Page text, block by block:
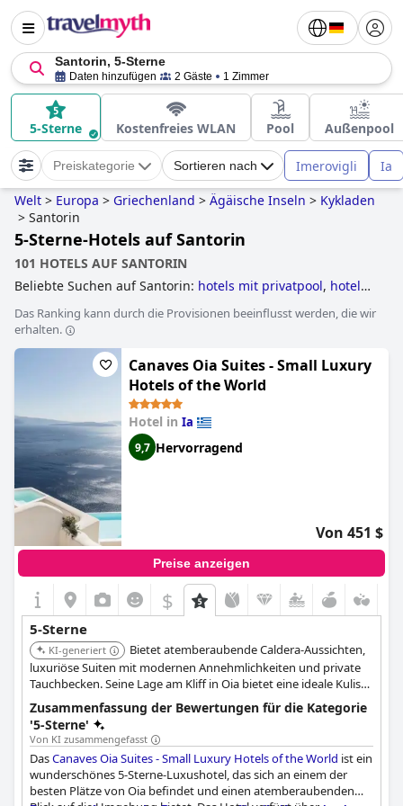
Santorin, 5-Sterne
Daten hinzufügen 2 Gäste 1 Zimmer
5-Sterne Kostenfreies WLAN Pool Außenpool
Preiskategorie Sortieren nach Imerovigli Ia
Welt > Europa > Griechenland > Ägäische Inseln > Kykladen
> Santorin
5-Sterne-Hotels auf Santorin
101 HOTELS AUF SANTORIN
Beliebte Suchen auf Santorin: hotels mit privatpool, hotels
boutique-stil,hotels mit pool,hotels mit all inclusive
angeboten
hotels,hotels direkt am strand
günstige hotels.
Das Ranking kann durch die Provisionen beeinflusst werden, die wir
erhalten.
Canaves Oia Suites - Small Luxury
Hotels of the World
Hotel in Ia
9,7 Hervorragend
Von 451 $
Preise anzeigen
$
5-Sterne
KI-generiert
Bietet atemberaubende Caldera-Aussichten,
luxuriöse Suiten mit modernen Annehmlichkeiten und private
Tauchbecken. Seine Lage am Kliff in Oia bietet eine ideale Kulisse
für ein erstklassiges Santorini-Erlebnis. Bekannt für
außergewöhnlichen Service und geschmackvoll gestaltete
Einrichtungen.
Zusammenfassung der Bewertungen für die Kategorie
'5-Sterne'
Von KI zusammengefasst
DasCanaves Oia Suites - Small Luxury Hotels of the World ist ein
wunderschönes 5-Sterne-Luxushotel, das sich an einem der
besten Plätze von Oia befindet und einen atemberaubenden